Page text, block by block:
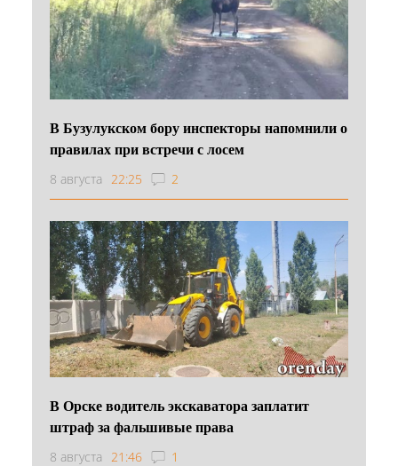
В Бузулукском бору инспекторы напомнили о
правилах при встречи с лосем
8 августа 22:25 2
В Орске водитель экскаватора заплатит
штраф за фальшивые права
8 августа 21:46 1